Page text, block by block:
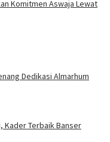
Komitmen Aswaja Lewat
Dedikasi Almarhum
Kader Terbaik Banser